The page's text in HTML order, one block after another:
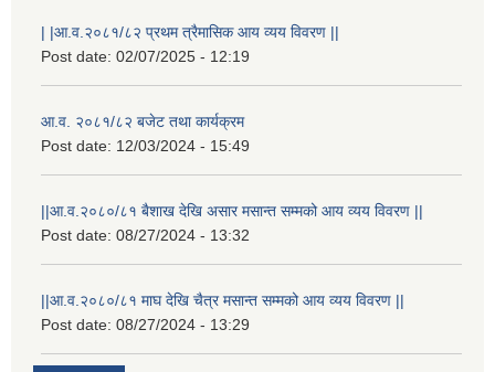
| |आ.व.२०८१/८२ प्रथम त्रैमासिक आय व्यय विवरण ||
Post date: 02/07/2025 - 12:19
आ.व. २०८१/८२ बजेट तथा कार्यक्रम
Post date: 12/03/2024 - 15:49
||आ.व.२०८०/८१ बैशाख देखि असार मसान्त सम्मको आय व्यय विवरण ||
Post date: 08/27/2024 - 13:32
||आ.व.२०८०/८१ माघ देखि चैत्र मसान्त सम्मको आय व्यय विवरण ||
Post date: 08/27/2024 - 13:29